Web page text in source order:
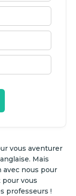
vous aventurer
Mais
avec nous pour
pour vous
professeurs !